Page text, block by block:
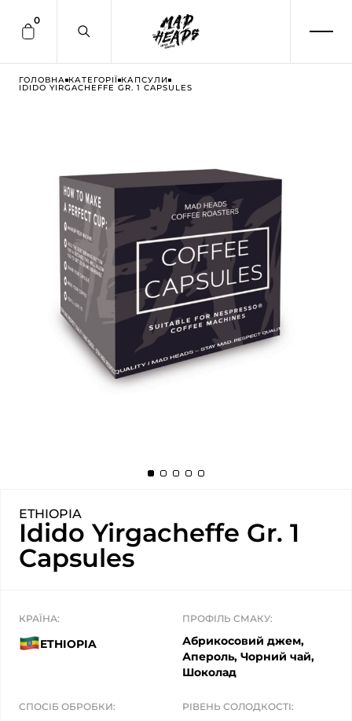
0
ГОЛОВНА КАТЕГОРІЇ КАПСУЛИ
IDIDO YIRGACHEFFE GR. 1 CAPSULES
ETHIOPIA
Idido Yirgacheffe Gr. 1
Capsules
КРАЇНА:
ETHIOPIA
ПРОФІЛЬ СМАКУ:
Абрикосовий джем,
Апероль, Чорний чай,
Шоколад
СПОСІБ ОБРОБКИ: РІВЕНЬ СОЛОДКОСТІ: